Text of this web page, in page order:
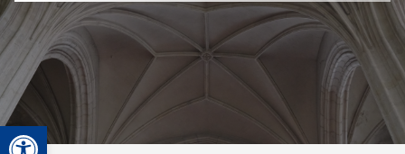
Deschide bara de unelte